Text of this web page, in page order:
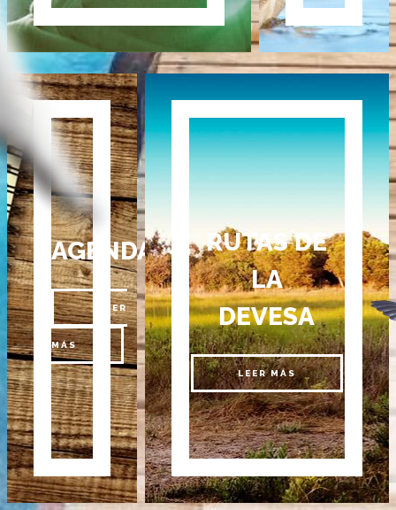
AGENDA
LEER
MÁS
RUTAS DE
LA
DEVESA
LEER MÁS